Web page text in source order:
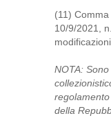
(11) Comma
10/9/2021,
NOTA:
della